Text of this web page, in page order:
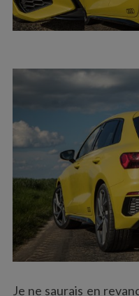
Je ne saurais en